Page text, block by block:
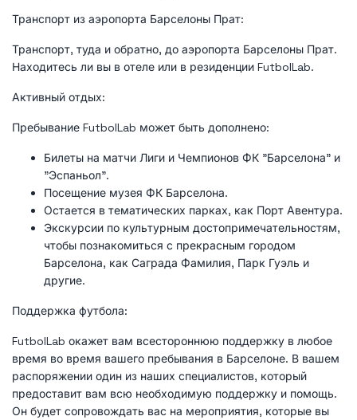
Транспорт из аэропорта Барселоны Прат:
Транспорт, туда и обратно, до аэропорта Барселоны Прат.
Находитесь ли вы в отеле или в резиденции FutbolLab.
Активный отдых:
Пребывание FutbolLab может быть дополнено:
Билеты на матчи Лиги и Чемпионов ФК "Барселона" и
"Эспаньол".
Посещение музея ФК Барселона.
Остается в тематических парках, как Порт Авентура.
Экскурсии по культурным достопримечательностям,
чтобы познакомиться с прекрасным городом
Барселона, как Саграда Фамилия, Парк Гуэль и
другие.
Поддержка футбола:
FutbolLab окажет вам всестороннюю поддержку в любое
время во время вашего пребывания в Барселоне. В вашем
распоряжении один из наших специалистов, который
предоставит вам всю необходимую поддержку и помощь.
Он будет сопровождать вас на мероприятия, которые вы